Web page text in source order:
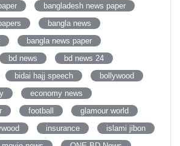
bangladesh news paper
bangla news
bangla news paper
bd news
bd news 24
bidai hajj speech
bollywood
economy news
football
glamour world
insurance
islami jibon